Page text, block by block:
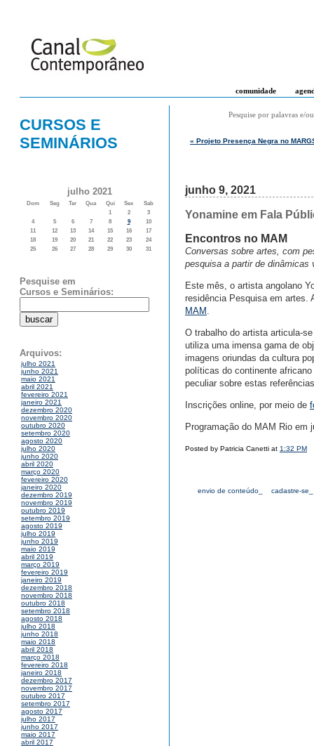
comunidade
CURSOS E
SEMINÁRIOS
julho 2021
Dom Seg Ter Qua Qui Sex
Sab
1
2
3
4
5 6 7 8 9
10
11
12 13 14 15 16
17
18
19 20 21 22 23
24
25
26 27 28 29 30 31
Pesquise em
Cursos e Seminários:
Arquivos:
julho 2021
junho 2021
maio 2021
abril 2021
fevereiro 2021
janeiro 2021
dezembro 2020
novembro 2020
outubro 2020
setembro 2020
agosto 2020
julho 2020
junho 2020
abril 2020
março 2020
fevereiro 2020
janeiro 2020
dezembro 2019
novembro 2019
outubro 2019
setembro 2019
agosto 2019
julho 2019
junho 2019
maio 2019
abril 2019
março 2019
fevereiro 2019
janeiro 2019
dezembro 2018
novembro 2018
outubro 2018
setembro 2018
agosto 2018
julho 2018
junho 2018
maio 2018
abril 2018
março 2018
fevereiro 2018
janeiro 2018
dezembro 2017
novembro 2017
outubro 2017
setembro 2017
agosto 2017
julho 2017
junho 2017
maio 2017
abril 2017
Pesquise por palavras e/
« Projeto Presença Negra no
junho 9, 2021
Yonamine em Fala
Encontros no MAM
Conversas sobre artes, com
pesquisa a partir de dinâmicas
Este mês, o artista angolano
residência Pesquisa em artes.
MAM .
O trabalho do artista articula-
utiliza uma imensa gama de
imagens oriundas da cultura
políticas do continente
peculiar sobre estas
Inscrições online, por meio de
Programação do MAM Rio em
Posted by Patricia Canetti at 1:32 PM
envio de conteúdo_ cadastre-se_